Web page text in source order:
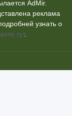
AdMir.
реклама
узнать о
тут.